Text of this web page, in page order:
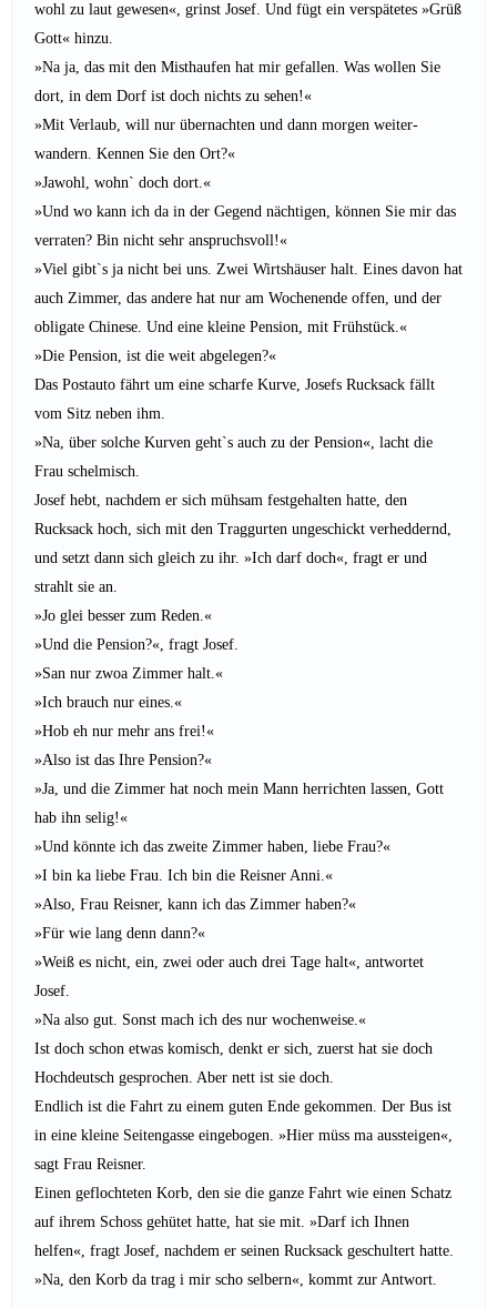
wohl zu laut gewesen«, grinst Josef. Und fügt ein verspätetes »Grüß
Gott« hinzu.
»Na ja, das mit den Misthaufen hat mir gefallen. Was wollen Sie
dort, in dem Dorf ist doch nichts zu sehen!«
»Mit Verlaub, will nur übernachten und dann morgen weiter-
wandern. Kennen Sie den Ort?«
»Jawohl, wohn` doch dort.«
»Und wo kann ich da in der Gegend nächtigen, können Sie mir das
verraten? Bin nicht sehr anspruchsvoll!«
»Viel gibt`s ja nicht bei uns. Zwei Wirtshäuser halt. Eines davon hat
auch Zimmer, das andere hat nur am Wochenende offen, und der
obligate Chinese. Und eine kleine Pension, mit Frühstück.«
»Die Pension, ist die weit abgelegen?«
Das Postauto fährt um eine scharfe Kurve, Josefs Rucksack fällt
vom Sitz neben ihm.
»Na, über solche Kurven geht`s auch zu der Pension«, lacht die
Frau schelmisch.
Josef hebt, nachdem er sich mühsam festgehalten hatte, den
Rucksack hoch, sich mit den Traggurten ungeschickt verheddernd,
und setzt dann sich gleich zu ihr. »Ich darf doch«, fragt er und
strahlt sie an.
»Jo glei besser zum Reden.«
»Und die Pension?«, fragt Josef.
»San nur zwoa Zimmer halt.«
»Ich brauch nur eines.«
»Hob eh nur mehr ans frei!«
»Also ist das Ihre Pension?«
»Ja, und die Zimmer hat noch mein Mann herrichten lassen, Gott
hab ihn selig!«
»Und könnte ich das zweite Zimmer haben, liebe Frau?«
»I bin ka liebe Frau. Ich bin die Reisner Anni.«
»Also, Frau Reisner, kann ich das Zimmer haben?«
»Für wie lang denn dann?«
»Weiß es nicht, ein, zwei oder auch drei Tage halt«, antwortet
Josef.
»Na also gut. Sonst mach ich des nur wochenweise.«
Ist doch schon etwas komisch, denkt er sich, zuerst hat sie doch
Hochdeutsch gesprochen. Aber nett ist sie doch.
Endlich ist die Fahrt zu einem guten Ende gekommen. Der Bus ist
in eine kleine Seitengasse eingebogen. »Hier müss ma aussteigen«,
sagt Frau Reisner.
Einen geflochteten Korb, den sie die ganze Fahrt wie einen Schatz
auf ihrem Schoss gehütet hatte, hat sie mit. »Darf ich Ihnen
helfen«, fragt Josef, nachdem er seinen Rucksack geschultert hatte.
»Na, den Korb da trag i mir scho selbern«, kommt zur Antwort.